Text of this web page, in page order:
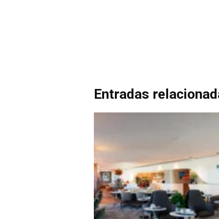
Entradas